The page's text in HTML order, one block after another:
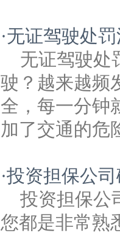
·无证驾驶处
无证驾驶处
驶？越来越频
全，每一分钟
加了交通的危
·投资担保公
投资担保公
您都是非常熟